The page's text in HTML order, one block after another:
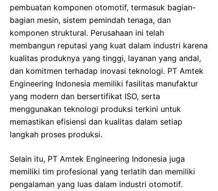
pembuatan komponen otomotif, termasuk bagian-
bagian mesin, sistem pemindah tenaga, dan
komponen struktural. Perusahaan ini telah
membangun reputasi yang kuat dalam industri karena
kualitas produknya yang tinggi, layanan yang andal,
dan komitmen terhadap inovasi teknologi. PT Amtek
Engineering Indonesia memiliki fasilitas manufaktur
yang modern dan bersertifikat ISO, serta
menggunakan teknologi produksi terkini untuk
memastikan efisiensi dan kualitas dalam setiap
langkah proses produksi.
Selain itu, PT Amtek Engineering Indonesia juga
memiliki tim profesional yang terlatih dan memiliki
pengalaman yang luas dalam industri otomotif.